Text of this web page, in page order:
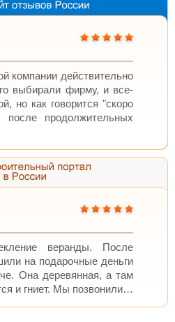
компании действительно
выбирали фирму, и все-
но как говорится "скоро
после продолжительных
веранды. После
на подарочные деньги
Она деревянная, а там
и гниет. Мы позвонили…